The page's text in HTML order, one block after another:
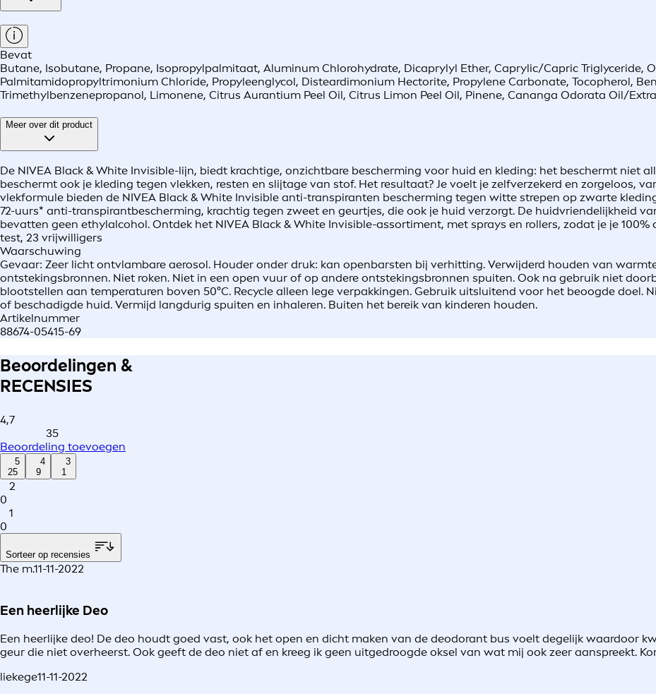
Bevat
Butane, Isobutane, Propane, Isopropylpalmitaat, Aluminum Chlorohydrate, Dicaprylyl Ether, Caprylic/Capric Triglyceride,
Palmitamidopropyltrimonium Chloride, Propyleenglycol, Disteardimonium Hectorite, Propylene Carbonate, Tocopherol,
Trimethylbenzenepropanol, Limonene, Citrus Aurantium Peel Oil, Citrus Limon Peel Oil, Pinene, Cananga Odorata Oil/
Meer over dit product
De NIVEA Black & White Invisible-lijn, biedt krachtige, onzichtbare bescherming voor huid en kleding: het beschermt niet
beschermt ook je kleding tegen vlekken, resten en slijtage van stof. Het resultaat? Je voelt je zelfverzekerd en zorgeloos,
vlekformule bieden de NIVEA Black & White Invisible anti-transpiranten bescherming tegen witte strepen op zwarte
72-uurs* anti-transpirantbescherming, krachtig tegen zweet en geurtjes, die ook je huid verzorgt. De huidvriendelijkheid
bevatten geen ethylalcohol. Ontdek het NIVEA Black & White Invisible-assortiment, met sprays en rollers, zodat je je
test, 23 vrijwilligers
Waarschuwing
Gevaar: Zeer licht ontvlambare aerosol. Houder onder druk: kan openbarsten bij verhitting. Verwijderd houden van
ontstekingsbronnen. Niet roken. Niet in een open vuur of op andere ontstekingsbronnen spuiten. Ook na gebruik niet
blootstellen aan temperaturen boven 50°C. Recycle alleen lege verpakkingen. Gebruik uitsluitend voor het beoogde doel.
of beschadigde huid. Vermijd langdurig spuiten en inhaleren. Buiten het bereik van kinderen houden.
Artikelnummer
88674-05415-69
Beoordelingen &
RECENSIES
4,7
35
Beoordeling toevoegen
5
25
4
9
3
1
2
0
1
0
Sorteer op recensies
The m.11-11-2022
Een heerlijke Deo
Een heerlijke deo! De deo houdt goed vast, ook het open en dicht maken van de deodorant bus voelt degelijk waardoor
geur die niet overheerst. Ook geeft de deo niet af en kreeg ik geen uitgedroogde oksel van wat mij ook zeer aanspreekt.
liekege11-11-2022